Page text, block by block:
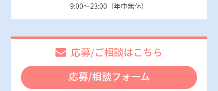
9:00～23:00（年中無休）
応募/ご相談はこちら
応募/相談フォーム